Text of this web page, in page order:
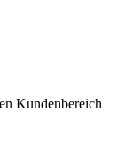
Kundenbereich